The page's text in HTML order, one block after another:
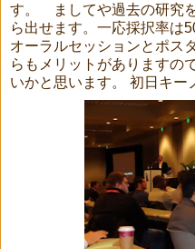
す。 ましてや過去の研究
ら出せます。一応採択率は
オーラルセッションとポス
らもメリットがありますの
いかと思います。 初日キー